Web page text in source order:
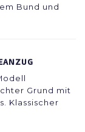
Bund und
Grund mit
Klassischer
Farbe.